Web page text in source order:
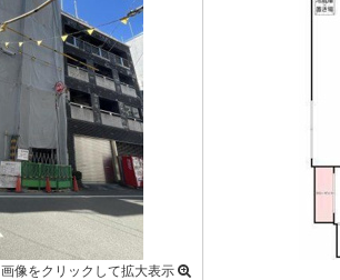
画像をクリックして拡大表示